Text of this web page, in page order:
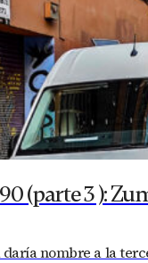
(parte 3 ):
nombre a la